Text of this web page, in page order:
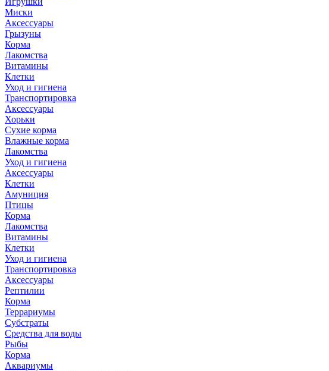
Миски
Аксессуары
Грызуны
Корма
Лакомства
Витамины
Клетки
Уход и гигиена
Транспортировка
Аксессуары
Хорьки
Сухие корма
Влажные корма
Лакомства
Уход и гигиена
Аксессуары
Клетки
Амуниция
Птицы
Корма
Лакомства
Витамины
Клетки
Уход и гигиена
Транспортировка
Аксессуары
Рептилии
Корма
Террариумы
Субстраты
Средства для воды
Рыбы
Корма
Аквариумы